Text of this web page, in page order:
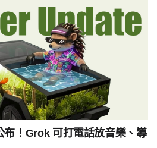
布！Grok 可打電話放音樂、導